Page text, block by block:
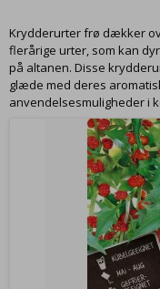
Krydderurter frø dækker
flerårige urter, som kan
på altanen. Disse
glæde med deres
anvendelsesmuligheder i